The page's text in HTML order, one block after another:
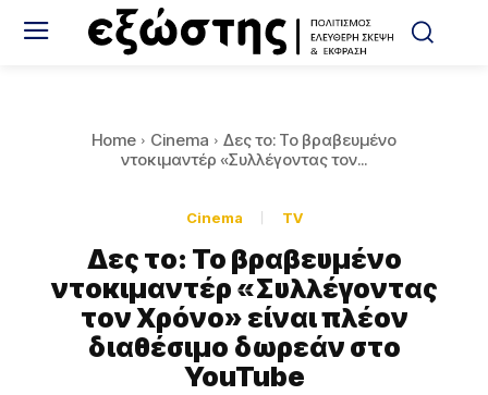
Home Cinema
Δες το: Το βραβευμένο
ντοκιμαντέρ «Συλλέγοντας τον...
Cinema TV
Δες το: Το βραβευμένο
ντοκιμαντέρ «Συλλέγοντας
τον Χρόνο» είναι πλέον
διαθέσιμο δωρεάν στο
YouTube